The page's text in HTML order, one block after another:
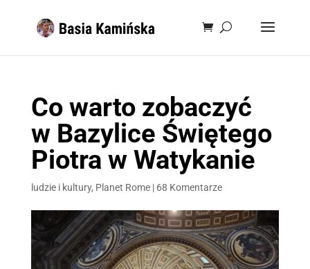
Co warto zobaczyć
w Bazylice Świętego
Piotra w Watykanie
ludzie i kultury, Planet Rome| 68 Komentarze